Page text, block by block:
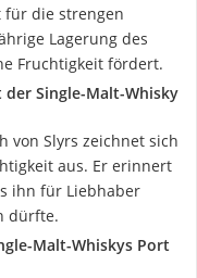
für die strengen
Lagerung des
Fruchtigkeit fördert.
der Single-Malt-Whisky
von Slyrs zeichnet sich
aus. Er erinnert
ihn für Liebhaber
dürfte.
Malt-Whiskys Port